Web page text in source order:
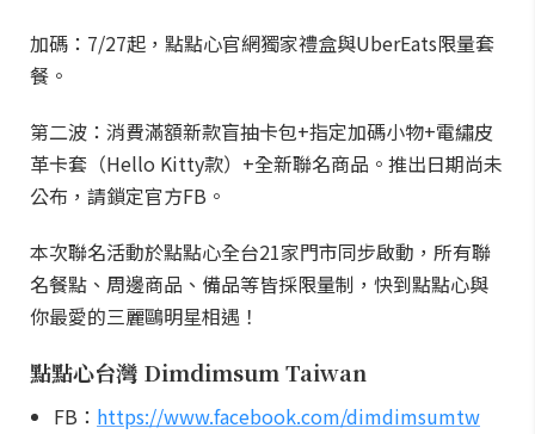
加碼：7/27起，點點心官網獨家禮盒與UberEats限量套
餐。
第二波：消費滿額新款盲抽卡包+指定加碼小物+電繡皮
革卡套（Hello Kitty款）+全新聯名商品。推出日期尚未
公布，請鎖定官方FB。
本次聯名活動於點點心全台21家門市同步啟動，所有聯
名餐點、周邊商品、備品等皆採限量制，快到點點心與
你最愛的三麗鷗明星相遇！
點點心台灣 Dimdimsum Taiwan
FB： https://www.facebook.com/dimdimsumtw